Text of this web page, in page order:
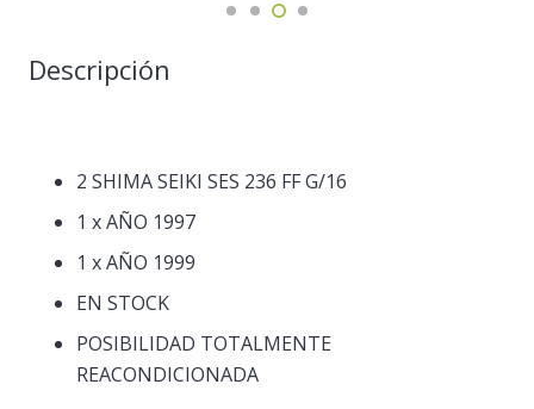
Descripción
2 SHIMA SEIKI SES 236 FF G/16
1 x AÑO 1997
1 x AÑO 1999
EN STOCK
POSIBILIDAD TOTALMENTE
REACONDICIONADA